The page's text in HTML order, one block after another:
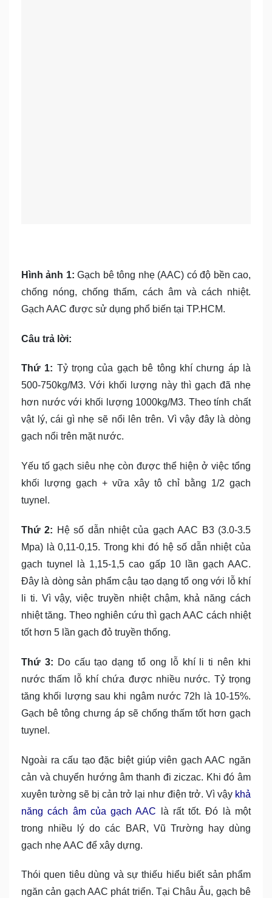
Hình ảnh 1: Gạch bê tông nhẹ (AAC) có độ bền cao,
chống nóng, chống thấm, cách âm và cách nhiệt.
Gạch AAC được sử dụng phổ biến tại TP.HCM.
Câu trả lời:
Thứ 1: Tỷ trọng của gạch bê tông khí chưng áp là
500-750kg/M3. Với khối lượng này thì gạch đã nhẹ
hơn nước với khối lượng 1000kg/M3. Theo tính chất
vật lý, cái gì nhẹ sẽ nổi lên trên. Vì vậy đây là dòng
gạch nổi trên mặt nước.
Yếu tố gạch siêu nhẹ còn được thể hiện ở việc tổng
khối lượng gạch + vữa xây tô chỉ bằng 1/2 gạch
tuynel.
Thứ 2: Hệ số dẫn nhiệt của gạch AAC B3 (3.0-3.5
Mpa) là 0,11-0,15. Trong khi đó hệ số dẫn nhiệt của
gạch tuynel là 1,15-1,5 cao gấp 10 lần gạch AAC.
Đây là dòng sản phẩm cậu tạo dạng tổ ong với lỗ khí
li ti. Vì vậy, việc truyền nhiệt chậm, khả năng cách
nhiệt tăng. Theo nghiên cứu thì gạch AAC cách nhiệt
tốt hơn 5 lần gạch đỏ truyền thống.
Thứ 3: Do cấu tạo dạng tổ ong lỗ khí li ti nên khi
nước thấm lỗ khí chứa được nhiều nước. Tỷ trọng
tăng khối lượng sau khi ngâm nước 72h là 10-15%.
Gạch bê tông chưng áp sẽ chống thấm tốt hơn gạch
tuynel.
Ngoài ra cấu tạo đặc biệt giúp viên gạch AAC ngăn
cản và chuyển hướng âm thanh đi ziczac. Khi đó âm
xuyên tường sẽ bị cản trở lại như điện trở. Vì vậy khả
năng cách âm của gạch AAC là rất tốt. Đó là một
trong nhiều lý do các BAR, Vũ Trường hay dùng
gạch nhẹ AAC để xây dựng.
Thói quen tiêu dùng và sự thiếu hiểu biết sản phẩm
ngăn cản gạch AAC phát triển. Tại Châu Âu, gạch bê